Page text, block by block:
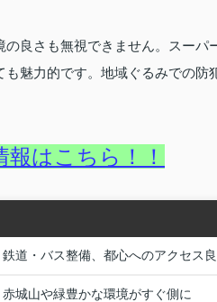
の良さも無視できません。スー
も魅力的です。地域ぐるみでの
はこちら！！
鉄道・バス整備、都心へのアクセス
赤城山や緑豊かな環境がすぐ側に